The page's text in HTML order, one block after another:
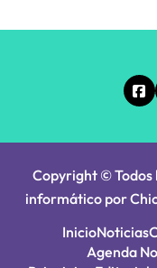
Copyright © Todos
informático por
InicioNoticias
Agenda